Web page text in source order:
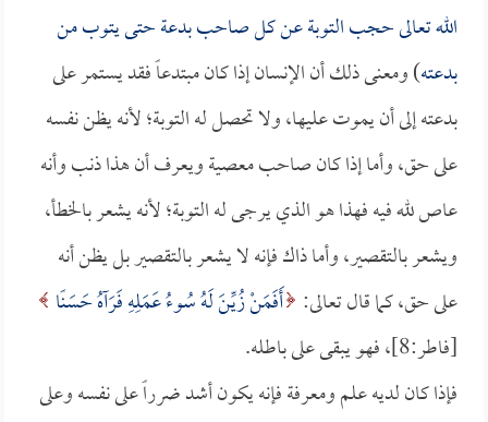
الله تعالى حجب التوبة عن كل صاحب بدعة حتى يتوب من
بدعته) ومعنى ذلك أن الإنسان إذا كان مبتدعاً فقد يستمر على
بدعته إلى أن يموت عليها، ولا تحصل له التوبة؛ لأنه يظن نفسه
على حق، وأما إذا كان صاحب معصية ويعرف أن هذا ذنب وأنه
عاص لله فيه فهذا هو الذي يرجى له التوبة؛ لأنه يشعر بالخطأ،
ويشعر بالتقصير، وأما ذاك فإنه لا يشعر بالتقصير بل يظن أنه
على حق، كما قال تعالى: أَفَمَنْ زُيِّنَ لَهُ سُوءُ عَمَلِهِ فَرَآهُ حَسَنًا
[فاطر:8]، فهو يبقى على باطله.
فإذا كان لديه علم ومعرفة فإنه يكون أشد ضرراً على نفسه وعلى